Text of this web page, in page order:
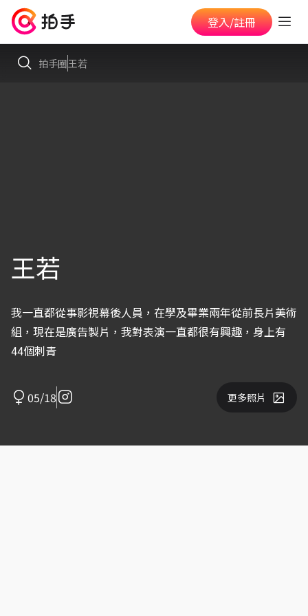
登入/註冊
拍手圈王若
王若
我一直都從事影視幕後人員，在學及畢業兩年從前長片美術
組，現在是廣告製片，我對表演一直都很有興趣，身上有
44個刺青
05/18 更多照片